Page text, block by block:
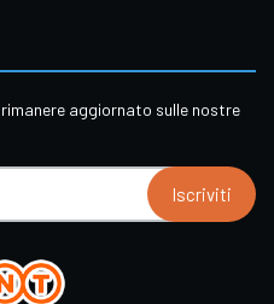
aggiornato sulle nostre
Iscriviti